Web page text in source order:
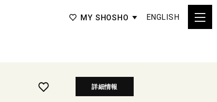
MY SHOSHO ENGLISH
詳細情報